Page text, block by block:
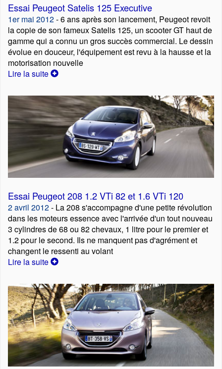
Essai Peugeot Satelis 125 Executive
1er mai 2012- 6 ans après son lancement, Peugeot revoit
la copie de son fameux Satelis 125, un scooter GT haut de
gamme qui a connu un gros succès commercial. Le dessin
évolue en douceur, l'équipement est revu à la hausse et la
motorisation nouvelle
Lire la suite
Essai Peugeot 208 1.2 VTi 82 et 1.6 VTi 120
2 avril 2012- La 208 s'accompagne d'une petite révolution
dans les moteurs essence avec l'arrivée d'un tout nouveau
3 cylindres de 68 ou 82 chevaux, 1 litre pour le premier et
1.2 pour le second. Ils ne manquent pas d'agrément et
changent le ressenti au volant
Lire la suite